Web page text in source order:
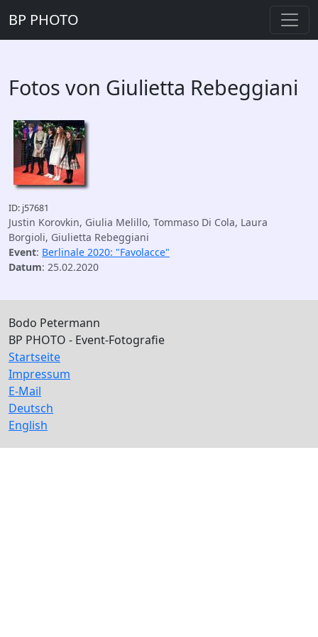
BP PHOTO
Fotos von Giulietta Rebeggiani
ID: j57681
Justin Korovkin, Giulia Melillo, Tommaso Di Cola, Laura
Borgioli, Giulietta Rebeggiani
Event: Berlinale 2020: "Favolacce"
Datum: 25.02.2020
Bodo Petermann
BP PHOTO - Event-Fotografie
Startseite
Impressum
E-Mail
Deutsch
English